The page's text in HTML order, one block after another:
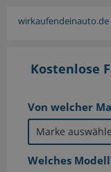
wirkaufendeinauto.de
Kostenlose
Von welcher
Welches